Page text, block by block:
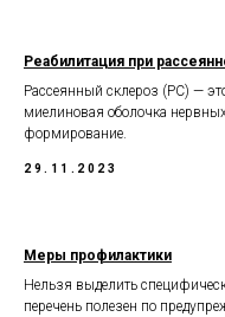
Реабилитация при
Рассеянный склероз (РС) —
миелиновая оболочка
формирование.
29.11.2023
Меры профилактики
Нельзя выделить
перечень полезен по